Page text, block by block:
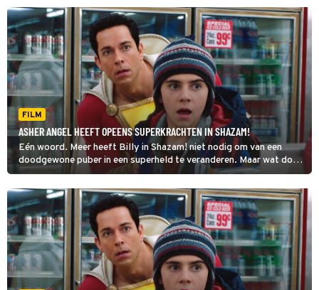
FILM
ASHER ANGEL HEEFT OPEENS SUPERKRACHTEN IN SHAZAM!
Eén woord. Meer heeft Billy in Shazam! niet nodig om van een
doodgewone puber in een superheld te veranderen. Maar wat doet
hij met die superkrachten?